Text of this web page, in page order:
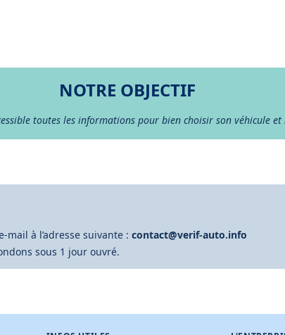
NOTRE OBJECTIF
toutes les informations pour bien choisir son véhicule
à l’adresse suivante : contact@verif-auto.info
sous 1 jour ouvré.